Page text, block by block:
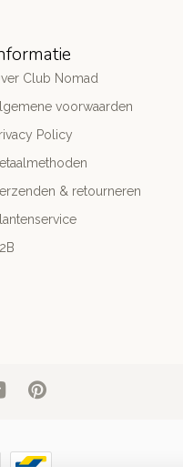
Club Nomad
voorwaarden
Policy
& retourneren